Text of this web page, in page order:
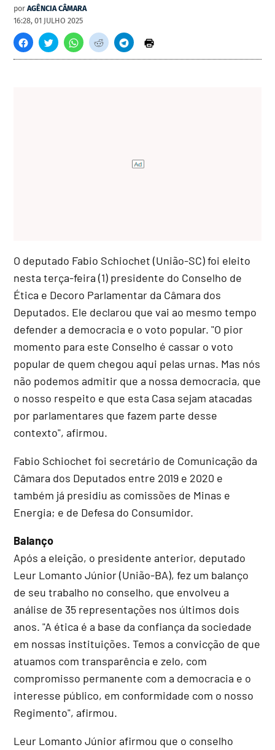
por AGÊNCIA CÂMARA
16:28, 01 JULHO 2025
O deputado Fabio Schiochet (União-SC) foi eleito
nesta terça-feira (1) presidente do Conselho de
Ética e Decoro Parlamentar da Câmara dos
Deputados. Ele declarou que vai ao mesmo tempo
defender a democracia e o voto popular. "O pior
momento para este Conselho é cassar o voto
popular de quem chegou aqui pelas urnas. Mas nós
não podemos admitir que a nossa democracia, que
o nosso respeito e que esta Casa sejam atacadas
por parlamentares que fazem parte desse
contexto", afirmou.
Fabio Schiochet foi secretário de Comunicação da
Câmara dos Deputados entre 2019 e 2020 e
também já presidiu as comissões de Minas e
Energia; e de Defesa do Consumidor.
Balanço
Após a eleição, o presidente anterior, deputado
Leur Lomanto Júnior (União-BA), fez um balanço
de seu trabalho no conselho, que envolveu a
análise de 35 representações nos últimos dois
anos. "A ética é a base da confiança da sociedade
em nossas instituições. Temos a convicção de que
atuamos com transparência e zelo, com
compromisso permanente com a democracia e o
interesse público, em conformidade com o nosso
Regimento", afirmou.
Leur Lomanto Júnior afirmou que o conselho